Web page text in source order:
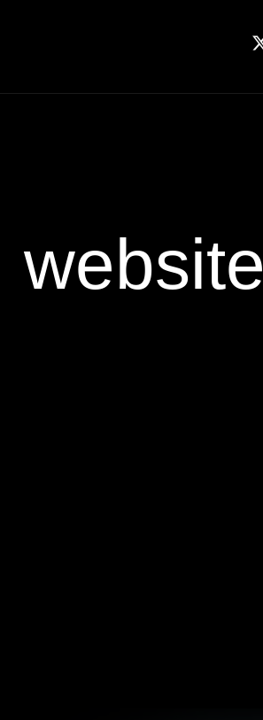
website